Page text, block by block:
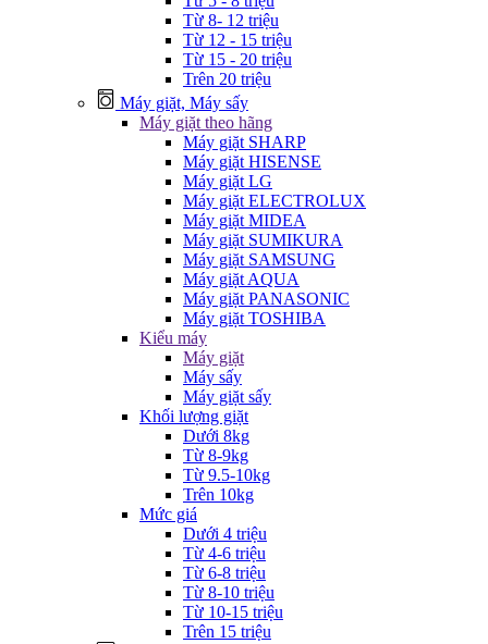
Từ 8- 12 triệu
Từ 12 - 15 triệu
Từ 15 - 20 triệu
Trên 20 triệu
Máy giặt, Máy sấy
Máy giặt theo hãng
Máy giặt SHARP
Máy giặt HISENSE
Máy giặt LG
Máy giặt ELECTROLUX
Máy giặt MIDEA
Máy giặt SUMIKURA
Máy giặt SAMSUNG
Máy giặt AQUA
Máy giặt PANASONIC
Máy giặt TOSHIBA
Kiểu máy
Máy giặt
Máy sấy
Máy giặt sấy
Khối lượng giặt
Dưới 8kg
Từ 8-9kg
Từ 9.5-10kg
Trên 10kg
Mức giá
Dưới 4 triệu
Từ 4-6 triệu
Từ 6-8 triệu
Từ 8-10 triệu
Từ 10-15 triệu
Trên 15 triệu